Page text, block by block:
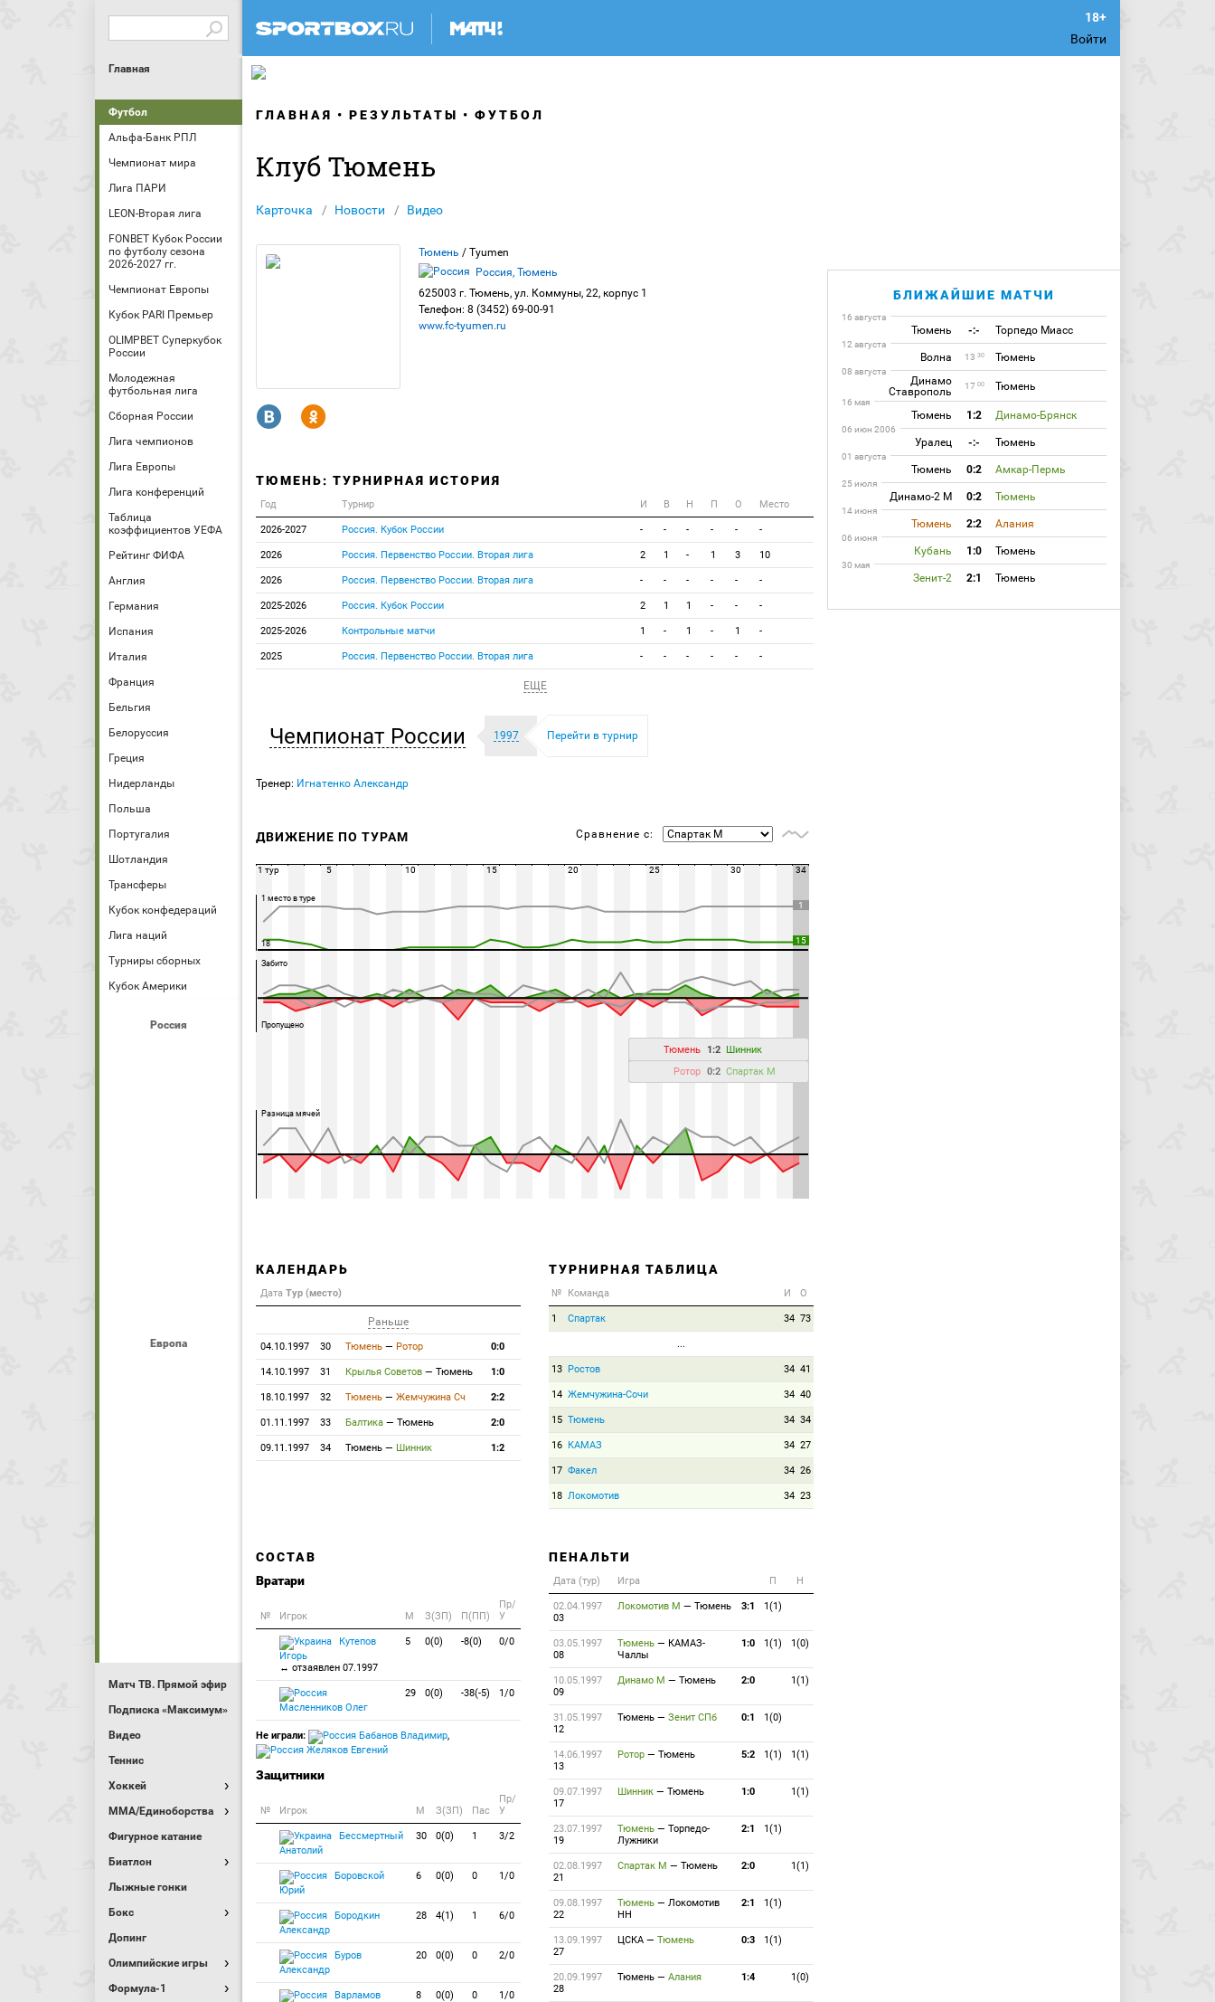
Войти
Главная
Футбол
Альфа-Банк РПЛ
Чемпионат мира
Лига ПАРИ
LEON-Вторая лига
FONBET Кубок России
по футболу сезона
2026-2027 гг.
Чемпионат Европы
Кубок PARI Премьер
OLIMPBET Суперкубок
России
Молодежная
футбольная лига
Сборная России
Лига чемпионов
Лига Европы
Лига конференций
Таблица
коэффициентов УЕФА
Рейтинг ФИФА
Англия
Германия
Испания
Италия
Франция
Бельгия
Белоруссия
Греция
Нидерланды
Польша
Португалия
Шотландия
Трансферы
Кубок конфедераций
Лига наций
Турниры сборных
Кубок Америки
Россия
Европа
Матч ТВ. Прямой эфир
Подписка «Максимум»
Видео
Теннис
Хоккей
MMA/Единоборства
Фигурное катание
Биатлон
Лыжные гонки
Бокс
Допинг
Олимпийские игры
Формула-1
ГЛАВНАЯ РЕЗУЛЬТАТЫ ФУТБОЛ
Клуб Тюмень
Карточка Новости Видео
Тюмень / Tyumen
Россия, Тюмень
625003 г. Тюмень, ул. Коммуны, 22, корпус 1
Телефон: 8 (3452) 69-00-91
www.fc-tyumen.ru
R Y
ТЮМЕНЬ: ТУРНИРНАЯ ИСТОРИЯ
Год Турнир И В Н П О Место
2026-2027 Россия. Кубок России - - - - - -
2026 Россия. Первенство России. Вторая лига 2 1 - 1 3 10
2026 Россия. Первенство России. Вторая лига - - - - - -
2025-2026 Россия. Кубок России 2 1 1 - - -
2025-2026 Контрольные матчи 1 - 1 - 1 -
2025 Россия. Первенство России. Вторая лига - - - - - -
ЕЩЕ
Чемпионат России 1997 Перейти в турнир
Тренер: Игнатенко Александр
ДВИЖЕНИЕ ПО ТУРАМ Сравнение с:
1
15
1 место в туре
18
Забито
Пропущено
Тюмень 1:2 Шинник
Ротор 0:2 Спартак М
Разница мячей
1 тур 5 10 15 20 25 30 34
КАЛЕНДАРЬ
Дата Тур (место)
Раньше
04.10.1997 30 Тюмень — Ротор 0:0
14.10.1997 31 Крылья Советов — Тюмень 1:0
18.10.1997 32 Тюмень — Жемчужина Сч 2:2
01.11.1997 33 Балтика — Тюмень 2:0
09.11.1997 34 Тюмень — Шинник 1:2
ТУРНИРНАЯ ТАБЛИЦА
№ Команда И О
1 Спартак 34 73
...
13 Ростов 34 41
14 Жемчужина-Сочи 34 40
15 Тюмень 34 34
16 КАМАЗ 34 27
17 Факел 34 26
18 Локомотив 34 23
СОСТАВ
Вратари
№ Игрок M З(ЗП) П(ПП)
Пр/
У
Кутепов
Игорь
↔ отзаявлен 07.1997
5 0(0) -8(0) 0/0
Масленников Олег
29 0(0) -38(-5) 1/0
Не играли: Бабанов Владимир,
Желяков Евгений
Защитники
№ Игрок M З(ЗП) Пас
Пр/
У
Бессмертный
Анатолий
30 0(0) 1 3/2
Боровской
Юрий
6 0(0) 0 1/0
Бородкин
Александр
28 4(1) 1 6/0
Буров
Александр
20 0(0) 0 2/0
Варламов
8 0(0) 0 1/0
ПЕНАЛЬТИ
Дата (тур) Игра П Н
02.04.1997
03
Локомотив М — Тюмень 3:1 1(1)
03.05.1997
08
Тюмень — КАМАЗ-
Чаллы
1:0 1(1) 1(0)
10.05.1997
09
Динамо М — Тюмень 2:0 1(1)
31.05.1997
12
Тюмень — Зенит СПб 0:1 1(0)
14.06.1997
13
Ротор — Тюмень 5:2 1(1) 1(1)
09.07.1997
17
Шинник — Тюмень 1:0 1(1)
23.07.1997
19
Тюмень — Торпедо-
Лужники
2:1 1(1)
02.08.1997
21
Спартак М — Тюмень 2:0 1(1)
09.08.1997
22
Тюмень — Локомотив
НН
2:1 1(1)
13.09.1997
27
ЦСКА — Тюмень 0:3 1(1)
20.09.1997
28
Тюмень — Алания 1:4 1(0)
БЛИЖАЙШИЕ МАТЧИ
16 августа
Тюмень -:- Торпедо Миасс
12 августа
Волна 13 30 Тюмень
08 августа
Динамо
Ставрополь
17 00 Тюмень
16 мая
Тюмень 1:2 Динамо-Брянск
06 июн 2006
Уралец -:- Тюмень
01 августа
Тюмень 0:2 Амкар-Пермь
25 июля
Динамо-2 М 0:2 Тюмень
14 июня
Тюмень 2:2 Алания
06 июня
Кубань 1:0 Тюмень
30 мая
Зенит-2 2:1 Тюмень